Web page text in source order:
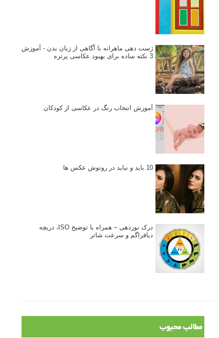
ژست دهی ماهرانه با آگاهی از زبان بدن - آموزش
3 نکته ساده برای بهبود عکاسی پرتره
آموزش انتخاب رنگ در عکاسی از کودکان
10 باید و نباید در روتوش عکس ها
درک نوردهی – همراه با توضیح ISO، دریچه
دیافراگم و سرعت شاتر
مطالب محبوب